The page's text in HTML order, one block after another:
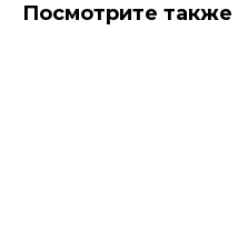
Посмотрите также